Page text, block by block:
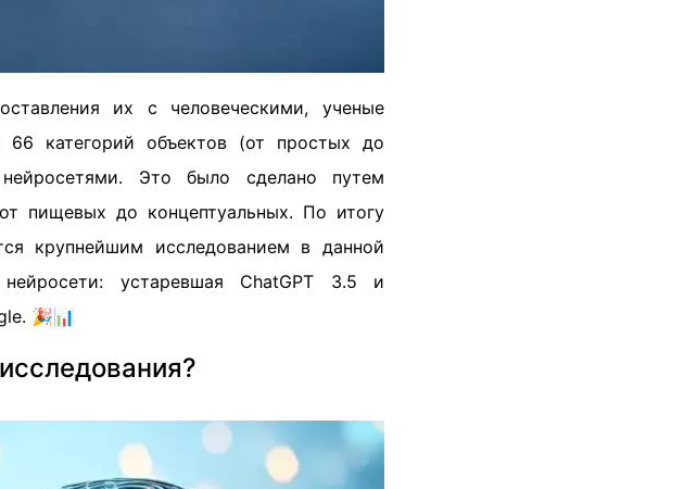
их с человеческими, ученые
66 категорий объектов (от простых до
Это было сделано путем
пищевых до концептуальных. По итогу
крупнейшим исследованием в данной
устаревшая ChatGPT 3.5 и
🎉📊